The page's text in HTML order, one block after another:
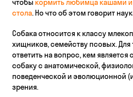
чтобы кормить любимца кашами и
стола. Но что об этом говорит
Собака относится к классу
хищников, семейству псовых. Для
ответить на вопрос, кем
собаку с анатомической,
поведенческой и эволюционной
зрения.